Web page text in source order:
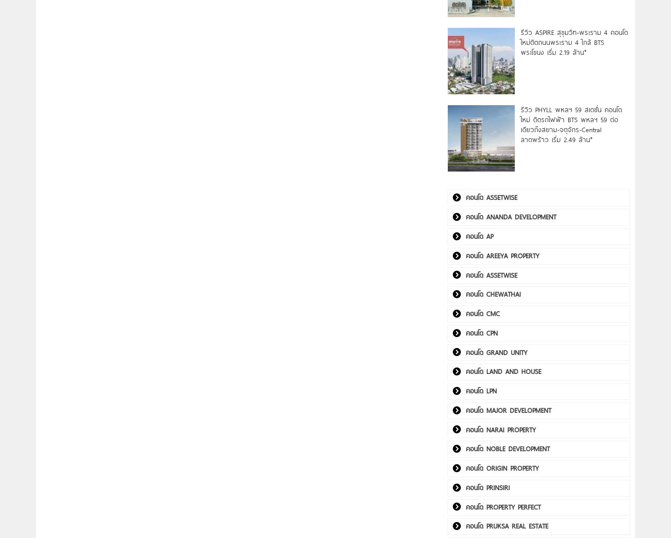
รีวิว ASPIRE สุขุมวิท-พระราม 4 คอนโด
ใหม่ติดถนนพระราม 4 ใกล้ BTS
พระโขนง เริ่ม 2.19 ล้าน*
รีวิว PHYLL พหลฯ 59 สเตชั่น คอนโด
ใหม่ ติดรถไฟฟ้า BTS พหลฯ 59 ต่อ
เดียวถึงสยาม-จตุจักร-Central
ลาดพร้าว เริ่ม 2.49 ล้าน*
คอนโด ASSETWISE
คอนโด ANANDA DEVELOPMENT
คอนโด AP
คอนโด AREEYA PROPERTY
คอนโด ASSETWISE
คอนโด CHEWATHAI
คอนโด CMC
คอนโด CPN
คอนโด GRAND UNITY
คอนโด LAND AND HOUSE
คอนโด LPN
คอนโด MAJOR DEVELOPMENT
คอนโด NARAI PROPERTY
คอนโด NOBLE DEVELOPMENT
คอนโด ORIGIN PROPERTY
คอนโด PRINSIRI
คอนโด PROPERTY PERFECT
คอนโด PRUKSA REAL ESTATE